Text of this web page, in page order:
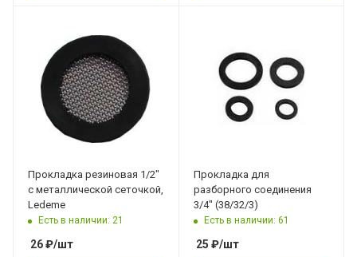
Прокладка резиновая 1/2"
с металлической сеточкой,
Ledeme
Есть в наличии: 21
26₽/шт
Прокладка для
разборного соединения
3/4" (38/32/3)
Есть в наличии: 61
25 ₽/шт